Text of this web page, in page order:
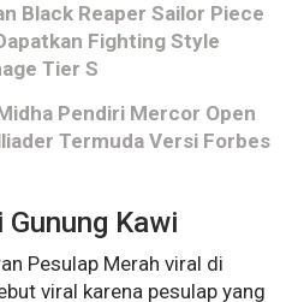
Black Reaper Sailor Piece
Fighting Style
Tier S
Pendiri Mercor Open
Termuda Versi Forbes
Kawi
Pesulap Merah viral di
viral karena pesulap yang